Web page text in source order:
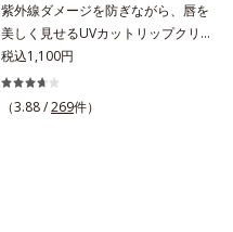
紫外線ダメージを防ぎながら、唇を
美しく見せるUVカットリップクリ
ーム。UV対策を忘れがちな唇に。
紫外線をカットしながら、顔色をパ
ッと明るく見せるUVカットリップ
税込1,100円
（3.88 /269件）